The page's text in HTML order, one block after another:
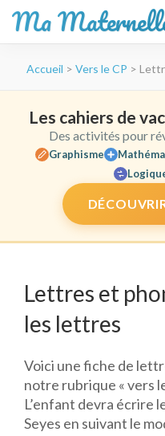
Ma
(Pressez
Entrée)
Accueil > Vers le CP >
Les cahiers de
Des activités pour
Graphisme
Lettres et
les lettres
Voici une fiche de
notre rubrique « vers
L’enfant devra écrire
Seyes en suivant le